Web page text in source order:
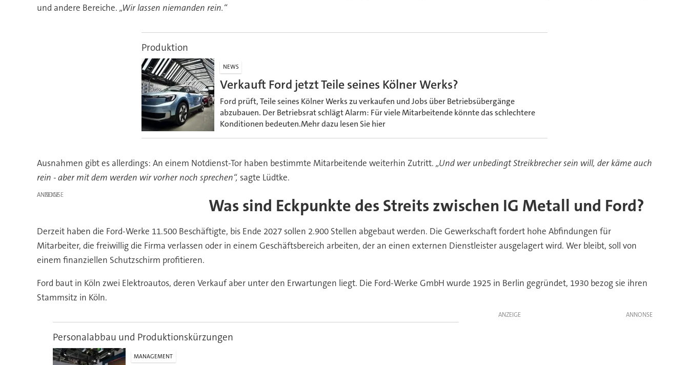
und andere Bereiche. „Wir lassen niemanden rein.“
Produktion
NEWS
Verkauft Ford jetzt Teile seines Kölner Werks?
Ford prüft, Teile seines Kölner Werks zu verkaufen und Jobs über Betriebsübergänge
abzubauen. Der Betriebsrat schlägt Alarm: Für viele Mitarbeitende könnte das schlechtere
Konditionen bedeuten.Mehr dazu lesen Sie hier
Ausnahmen gibt es allerdings: An einem Notdienst-Tor haben bestimmte Mitarbeitende weiterhin Zutritt. „Und wer unbedingt Streikbrecher sein will, der käme auch
rein - aber mit dem werden wir vorher noch sprechen“, sagte Lüdtke.
ANZEIGE Was sind Eckpunkte des Streits zwischen IG Metall und Ford?
Derzeit haben die Ford-Werke 11.500 Beschäftigte, bis Ende 2027 sollen 2.900 Stellen abgebaut werden. Die Gewerkschaft fordert hohe Abfindungen für
Mitarbeiter, die freiwillig die Firma verlassen oder in einem Geschäftsbereich arbeiten, der an einen externen Dienstleister ausgelagert wird. Wer bleibt, soll von
einem finanziellen Schutzschirm profitieren.
Ford baut in Köln zwei Elektroautos, deren Verkauf aber unter den Erwartungen liegt. Die Ford-Werke GmbH wurde 1925 in Berlin gegründet, 1930 bezog sie ihren
Stammsitz in Köln.
ANZEIGE
Personalabbau und Produktionskürzungen
MANAGEMENT